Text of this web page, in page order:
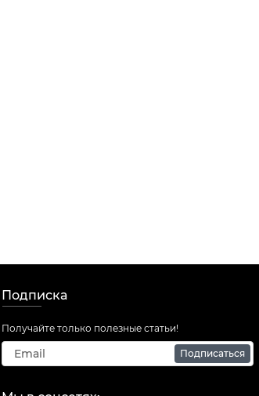
Подписка
Получайте только полезные статьи!
Подписаться